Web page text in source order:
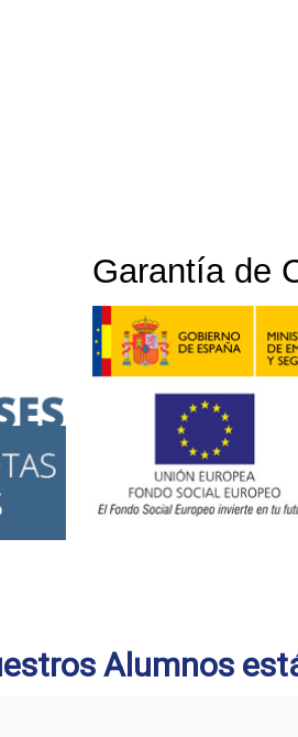
Garantía de
Alumnos